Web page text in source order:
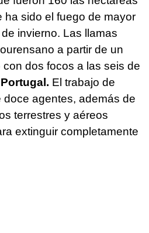
ha sido el fuego de mayor
invierno. Las llamas
a partir de un
dos focos a las seis de
Portugal. El trabajo de
agentes, además de
terrestres y aéreos
extinguir completamente